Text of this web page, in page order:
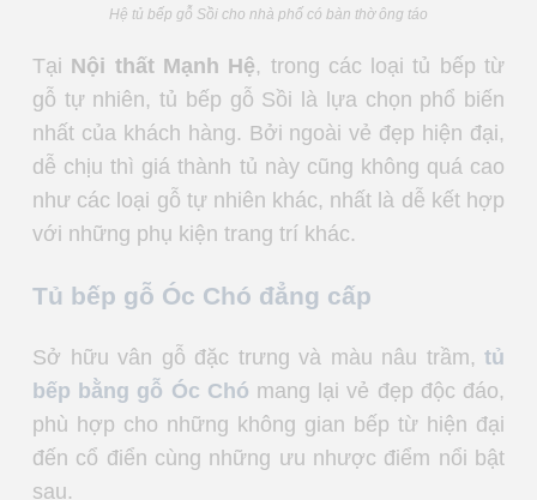
Hệ tủ bếp gỗ Sồi cho nhà phố có bàn thờ ông táo
Tại Nội thất Mạnh Hệ, trong các loại tủ bếp từ
gỗ tự nhiên, tủ bếp gỗ Sồi là lựa chọn phổ biến
nhất của khách hàng. Bởi ngoài vẻ đẹp hiện đại,
dễ chịu thì giá thành tủ này cũng không quá cao
như các loại gỗ tự nhiên khác, nhất là dễ kết hợp
với những phụ kiện trang trí khác.
Tủ bếp gỗ Óc Chó đẳng cấp
Sở hữu vân gỗ đặc trưng và màu nâu trầm, tủ
bếp bằng gỗ Óc Chó mang lại vẻ đẹp độc đáo,
phù hợp cho những không gian bếp từ hiện đại
đến cổ điển cùng những ưu nhược điểm nổi bật
sau.